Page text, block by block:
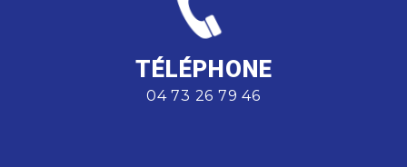
TÉLÉPHONE
04 73 26 79 46